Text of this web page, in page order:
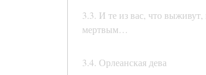
3.3. И те из вас, что
мертвым…
3.4. Орлеанская дева